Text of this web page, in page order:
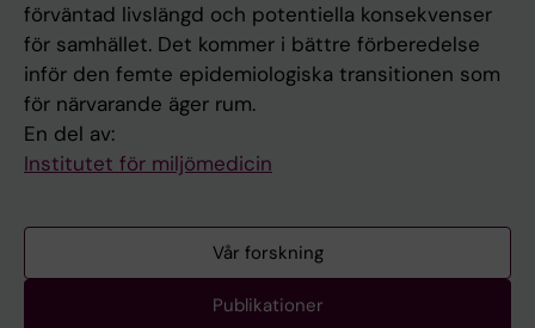
förväntad livslängd och potentiella konsekvenser
för samhället. Det kommer i bättre förberedelse
inför den femte epidemiologiska transitionen som
för närvarande äger rum.
En del av:
Institutet för miljömedicin
Vår forskning
Publikationer